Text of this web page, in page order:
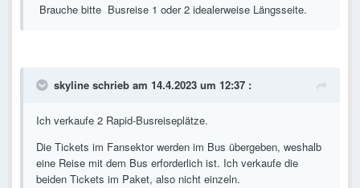
Brauche bitte Busreise 1 oder 2 idealerweise Längsseite.
skyline schrieb am 14.4.2023 um 12:37 :
Ich verkaufe 2 Rapid-Busreiseplätze.
Die Tickets im Fansektor werden im Bus übergeben, weshalb
eine Reise mit dem Bus erforderlich ist. Ich verkaufe die
beiden Tickets im Paket, also nicht einzeln.